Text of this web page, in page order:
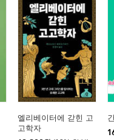
엘리베이터에 갇힌 고
고학자